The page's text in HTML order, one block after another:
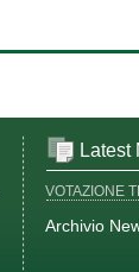
Latest
VOTAZIONE
Archivio